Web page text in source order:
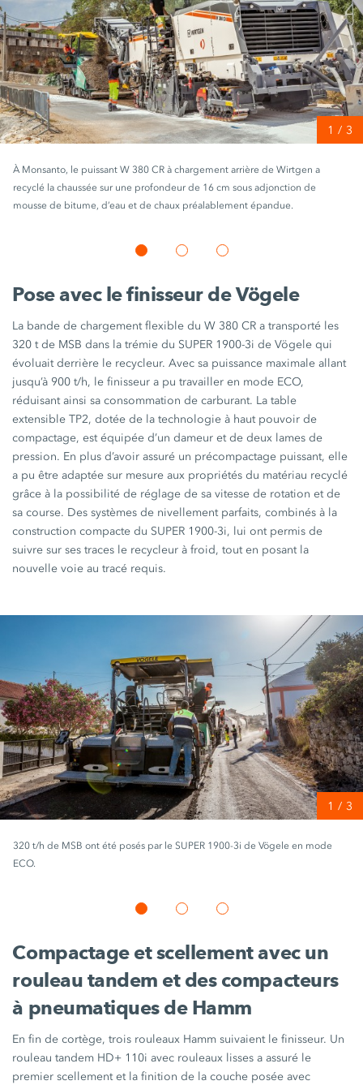
À Monsanto, le puissant W 380 CR à chargement arrière de Wirtgen a
recyclé la chaussée sur une profondeur de 16 cm sous adjonction de
mousse de bitume, d’eau et de chaux préalablement épandue.
1 / 3
Pose avec le finisseur de Vögele
La bande de chargement flexible duW 380 CR a transporté les
320 tde MSB dans la trémie du SUPER 1900-3i de Vögele qui
évoluait derrière le recycleur. Avec sa puissance maximale allant
jusqu’à 900 t/h, le finisseur a pu travailler en mode ECO,
réduisant ainsi sa consommation de carburant. La table
extensible TP2, dotée de la technologie à haut pouvoir de
compactage, est équipée d’un dameur et de deux lames de
pression. En plus d’avoir assuré un précompactage puissant, elle
a pu être adaptée sur mesure aux propriétés du matériau recyclé
grâce à la possibilité de réglage de sa vitesse de rotation et de
sa course. Des systèmes de nivellement parfaits, combinés à la
construction compacte du SUPER 1900-3i, lui ont permis de
suivre sur ses traces le recycleur à froid, tout en posant la
nouvelle voie au tracé requis.
320 t/h de MSB ont été posés par le SUPER 1900-3i de Vögele en mode
ECO.
1 / 3
Compactage et scellement avec un
rouleau tandem et des compacteurs
à pneumatiques de Hamm
En fin de cortège, trois rouleaux Hamm suivaient le finisseur. Un
rouleau tandem HD+ 110i avec rouleaux lisses a assuré le
premier scellement et la finition de la couche posée avec